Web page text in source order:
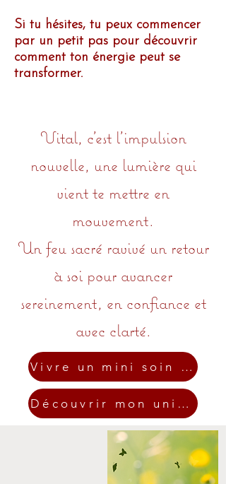
Si tu hésites, tu peux commencer
par un petit pas pour découvrir
comment ton énergie peut se
transformer.
Vital, c’est l'impulsion
nouvelle, une lumière qui
vient te mettre en
mouvement.
Un feu sacré ravivé un retour
à soi pour avancer
sereinement, en confiance et
avec clarté.
Vivre un mini soin offert
Découvrir mon univers